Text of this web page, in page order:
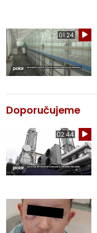
01:24
Doporučujeme
02:44